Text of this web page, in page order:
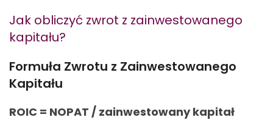
Jak obliczyć zwrot z zainwestowanego
kapitału?
Formuła Zwrotu z Zainwestowanego
Kapitału
ROIC = NOPAT / zainwestowany kapitał